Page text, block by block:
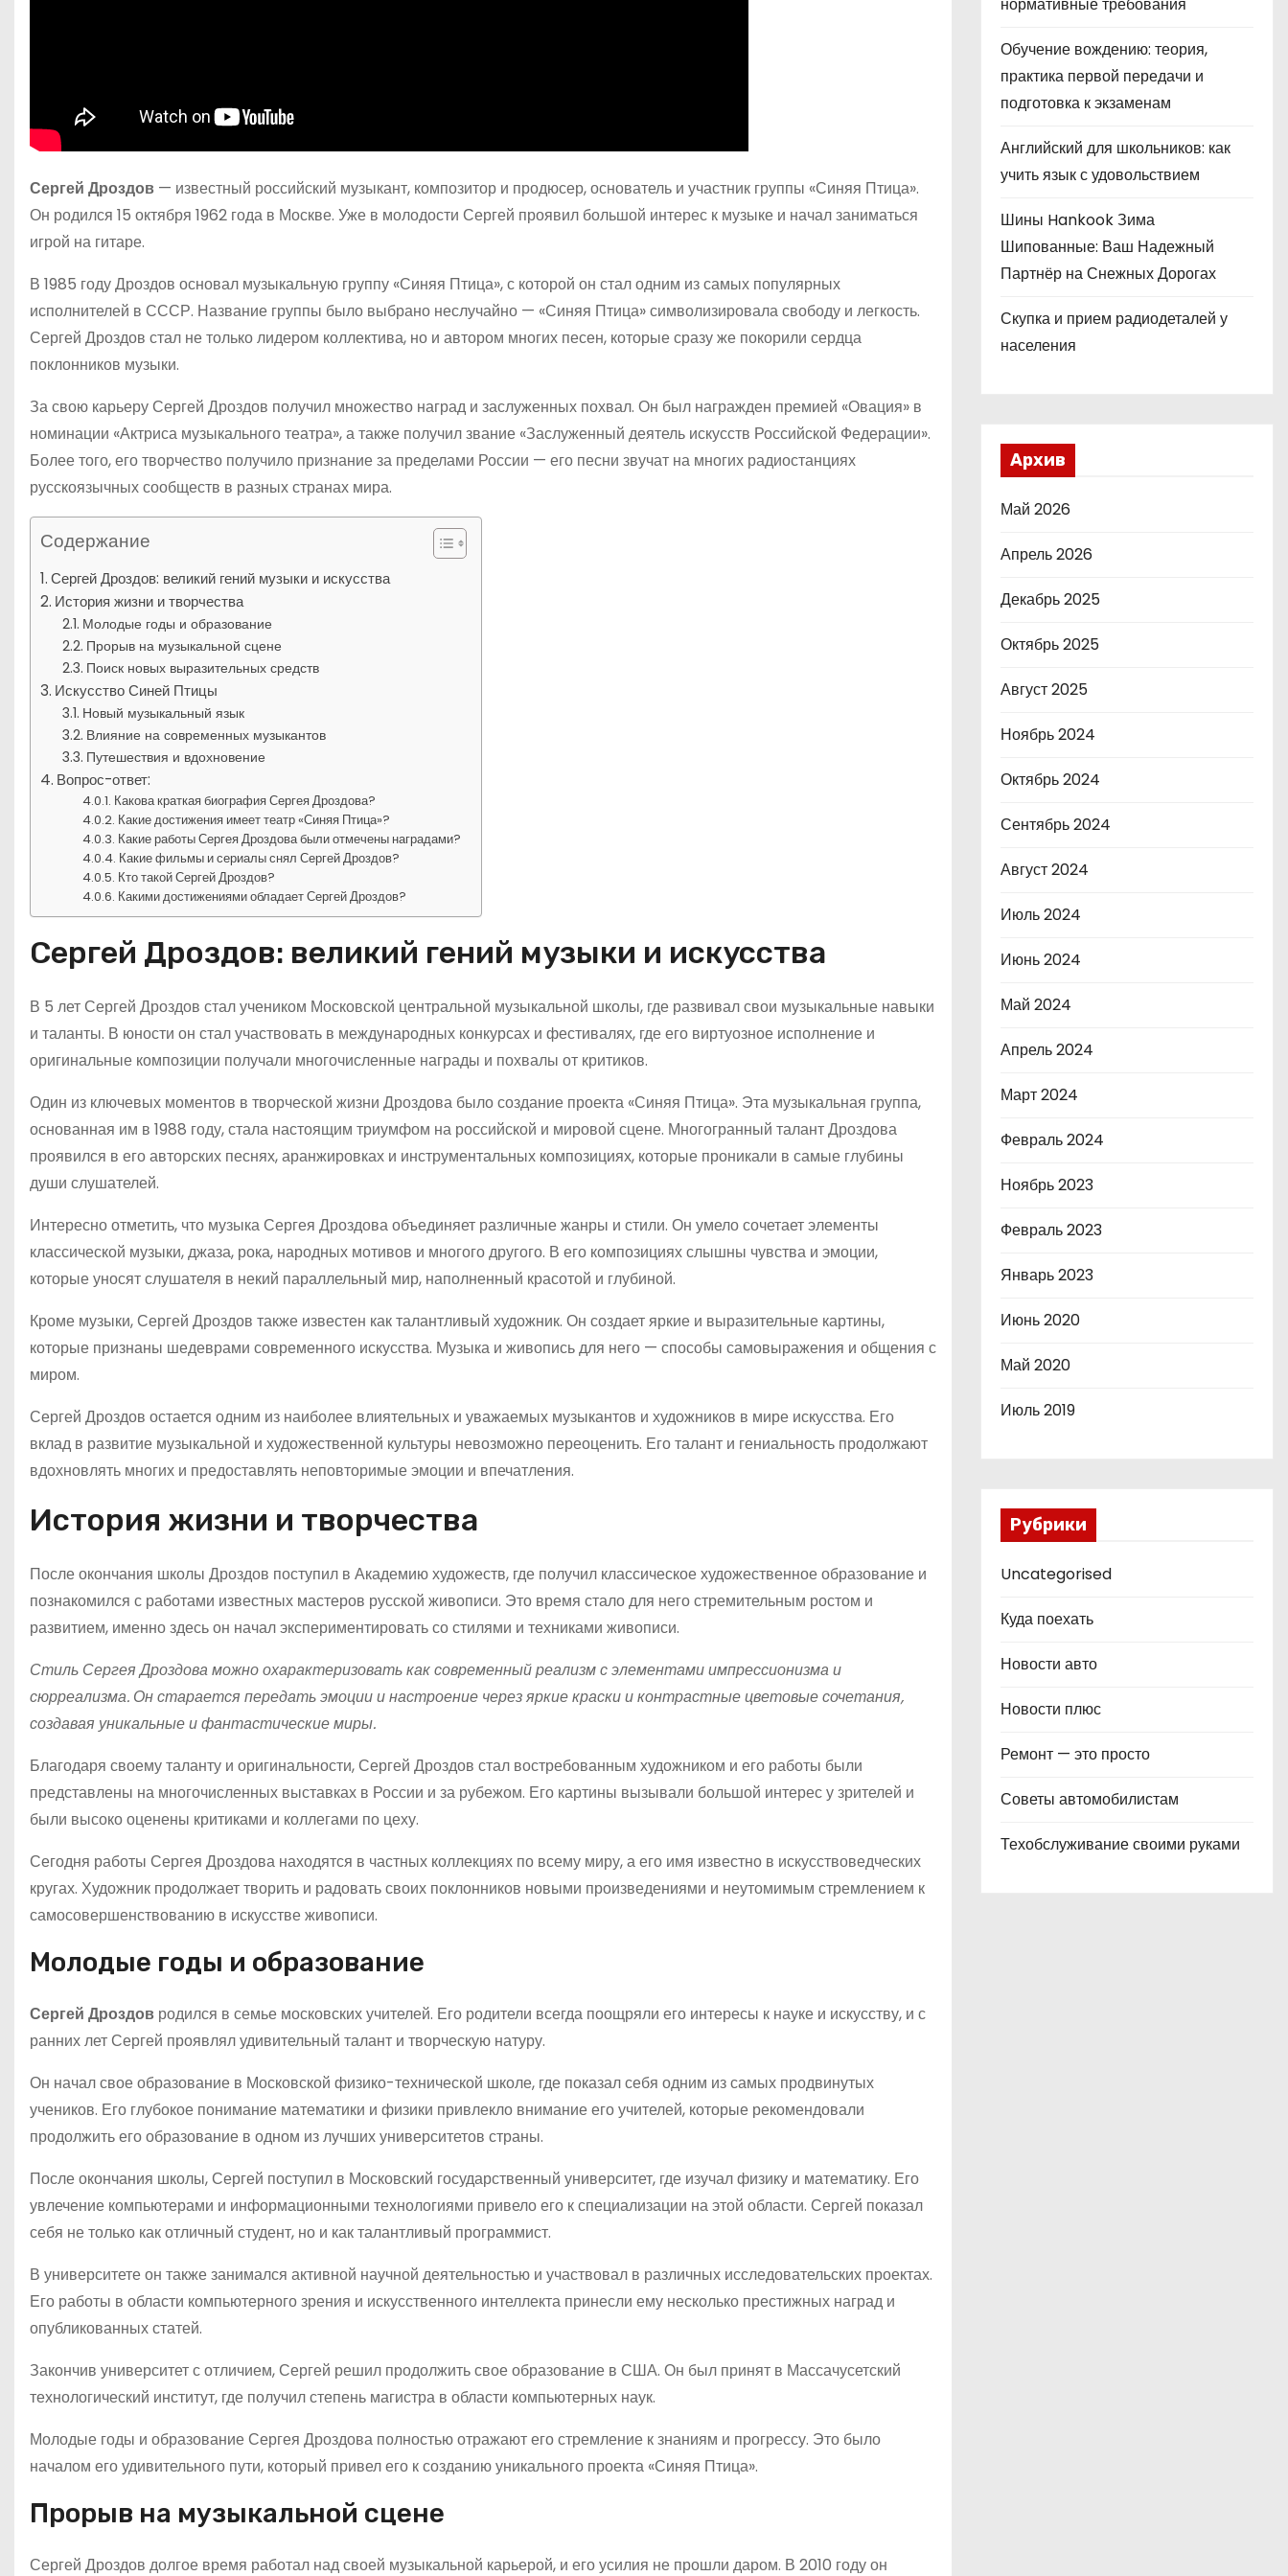
Сергей Дроздов — известный российский музыкант, композитор и продюсер, основатель и участник группы «Синяя Птица».
Он родился 15 октября 1962 года в Москве. Уже в молодости Сергей проявил большой интерес к музыке и начал заниматься
игрой на гитаре.
В 1985 году Дроздов основал музыкальную группу «Синяя Птица», с которой он стал одним из самых популярных
исполнителей в СССР. Название группы было выбрано неслучайно — «Синяя Птица» символизировала свободу и легкость.
Сергей Дроздов стал не только лидером коллектива, но и автором многих песен, которые сразу же покорили сердца
поклонников музыки.
За свою карьеру Сергей Дроздов получил множество наград и заслуженных похвал. Он был награжден премией «Овация» в
номинации «Актриса музыкального театра», а также получил звание «Заслуженный деятель искусств Российской Федерации».
Более того, его творчество получило признание за пределами России — его песни звучат на многих радиостанциях
русскоязычных сообществ в разных странах мира.
Содержание
Сергей Дроздов: великий гений музыки и искусства
История жизни и творчества
Молодые годы и образование
Прорыв на музыкальной сцене
Поиск новых выразительных средств
Искусство Синей Птицы
Новый музыкальный язык
Влияние на современных музыкантов
Путешествия и вдохновение
Вопрос-ответ:
Какова краткая биография Сергея Дроздова?
Какие достижения имеет театр «Синяя Птица»?
Какие работы Сергея Дроздова были отмечены наградами?
Какие фильмы и сериалы снял Сергей Дроздов?
Кто такой Сергей Дроздов?
Какими достижениями обладает Сергей Дроздов?
Сергей Дроздов: великий гений музыки и искусства
В 5 лет Сергей Дроздов стал учеником Московской центральной музыкальной школы, где развивал свои музыкальные навыки
и таланты. В юности он стал участвовать в международных конкурсах и фестивалях, где его виртуозное исполнение и
оригинальные композиции получали многочисленные награды и похвалы от критиков.
Один из ключевых моментов в творческой жизни Дроздова было создание проекта «Синяя Птица». Эта музыкальная группа,
основанная им в 1988 году, стала настоящим триумфом на российской и мировой сцене. Многогранный талант Дроздова
проявился в его авторских песнях, аранжировках и инструментальных композициях, которые проникали в самые глубины
души слушателей.
Интересно отметить, что музыка Сергея Дроздова объединяет различные жанры и стили. Он умело сочетает элементы
классической музыки, джаза, рока, народных мотивов и многого другого. В его композициях слышны чувства и эмоции,
которые уносят слушателя в некий параллельный мир, наполненный красотой и глубиной.
Кроме музыки, Сергей Дроздов также известен как талантливый художник. Он создает яркие и выразительные картины,
которые признаны шедеврами современного искусства. Музыка и живопись для него — способы самовыражения и общения с
миром.
Сергей Дроздов остается одним из наиболее влиятельных и уважаемых музыкантов и художников в мире искусства. Его
вклад в развитие музыкальной и художественной культуры невозможно переоценить. Его талант и гениальность продолжают
вдохновлять многих и предоставлять неповторимые эмоции и впечатления.
История жизни и творчества
После окончания школы Дроздов поступил в Академию художеств, где получил классическое художественное образование и
познакомился с работами известных мастеров русской живописи. Это время стало для него стремительным ростом и
развитием, именно здесь он начал экспериментировать со стилями и техниками живописи.
Стиль Сергея Дроздова можно охарактеризовать как современный реализм с элементами импрессионизма и
сюрреализма. Он старается передать эмоции и настроение через яркие краски и контрастные цветовые сочетания,
создавая уникальные и фантастические миры.
Благодаря своему таланту и оригинальности, Сергей Дроздов стал востребованным художником и его работы были
представлены на многочисленных выставках в России и за рубежом. Его картины вызывали большой интерес у зрителей и
были высоко оценены критиками и коллегами по цеху.
Сегодня работы Сергея Дроздова находятся в частных коллекциях по всему миру, а его имя известно в искусствоведческих
кругах. Художник продолжает творить и радовать своих поклонников новыми произведениями и неутомимым стремлением к
самосовершенствованию в искусстве живописи.
Молодые годы и образование
Сергей Дроздов родился в семье московских учителей. Его родители всегда поощряли его интересы к науке и искусству, и с
ранних лет Сергей проявлял удивительный талант и творческую натуру.
Он начал свое образование в Московской физико-технической школе, где показал себя одним из самых продвинутых
учеников. Его глубокое понимание математики и физики привлекло внимание его учителей, которые рекомендовали
продолжить его образование в одном из лучших университетов страны.
После окончания школы, Сергей поступил в Московский государственный университет, где изучал физику и математику. Его
увлечение компьютерами и информационными технологиями привело его к специализации на этой области. Сергей показал
себя не только как отличный студент, но и как талантливый программист.
В университете он также занимался активной научной деятельностью и участвовал в различных исследовательских проектах.
Его работы в области компьютерного зрения и искусственного интеллекта принесли ему несколько престижных наград и
опубликованных статей.
Закончив университет с отличием, Сергей решил продолжить свое образование в США. Он был принят в Массачусетский
технологический институт, где получил степень магистра в области компьютерных наук.
Молодые годы и образование Сергея Дроздова полностью отражают его стремление к знаниям и прогрессу. Это было
началом его удивительного пути, который привел его к созданию уникального проекта «Синяя Птица».
Прорыв на музыкальной сцене
Сергей Дроздов долгое время работал над своей музыкальной карьерой, и его усилия не прошли даром. В 2010 году он
Обучение вождению: теория,
практика первой передачи и
подготовка к экзаменам
Английский для школьников: как
учить язык с удовольствием
Шины Hankook Зима
Шипованные: Ваш Надежный
Партнёр на Снежных Дорогах
Скупка и прием радиодеталей у
населения
Архив
Май 2026
Апрель 2026
Декабрь 2025
Октябрь 2025
Август 2025
Ноябрь 2024
Октябрь 2024
Сентябрь 2024
Август 2024
Июль 2024
Июнь 2024
Май 2024
Апрель 2024
Март 2024
Февраль 2024
Ноябрь 2023
Февраль 2023
Январь 2023
Июнь 2020
Май 2020
Июль 2019
Рубрики
Uncategorised
Куда поехать
Новости авто
Новости плюс
Ремонт — это просто
Советы автомобилистам
Техобслуживание своими руками